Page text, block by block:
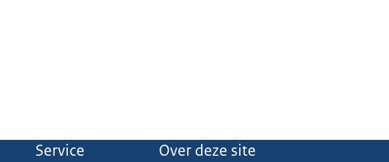
Service Over deze site